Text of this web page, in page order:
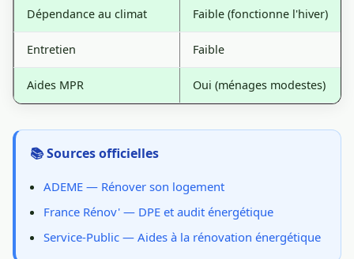
Dépendance au climat Faible (fonctionne l'hiver)
Entretien Faible
Aides MPR Oui (ménages modestes)
📚 Sources officielles
ADEME — Rénover son logement
France Rénov' — DPE et audit énergétique
Service-Public — Aides à la rénovation énergétique